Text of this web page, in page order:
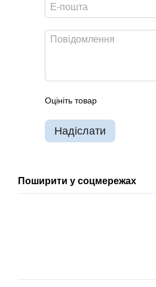
Оцініть товар
Надіслати
Поширити у соцмережах